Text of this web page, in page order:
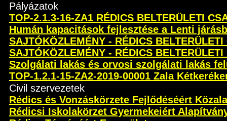
Pályázatok
TOP-2.1.3-16-ZA1 RÉDICS BELTERÜLETI
Humán kapacitások fejlesztése a Lenti
SAJTÓKÖZLEMÉNY - RÉDICS
SAJTÓKÖZLEMÉNY - RÉDICS
Szolgálati lakás és orvosi szolgálati lakás
TOP-1.2.1-15-ZA2-2019-00001 Zala
Civil szervezetek
Rédics és Vonzáskörzete Fejlődéséért
Rédicsi Iskolakörzet Gyermekeiért